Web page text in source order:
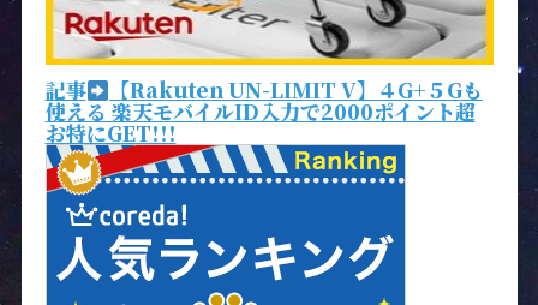
記事 【Rakuten UN-LIMIT V】４G+５Gも
使える 楽天モバイルID入力で2000ポイント超
お特にGET!!!